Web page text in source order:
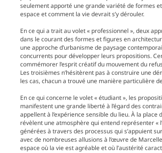
seulement apporté une grande variété de formes
espace et comment la vie devrait s’y dérouler.
En ce qui a trait au volet « professionnel », deux
dans le courant des formes et figures en
une approche d’urbanisme de paysage
concurrents pour développer leurs propositions.
commémorer l’esprit créatif du mouvement du
Les troisièmes n’hésitèrent pas à construire une
les cas, chacun a trouvé une manière particulière
En ce qui concerne le volet « étudiant », les
manifestent une grande liberté à l’égard des
appellent à l’expérience sensible du lieu. À la
révèlent une atmosphère qui entend représenter «
générées à travers des processus qui s’appuient
avec de nombreuses allusions à l’œuvre de
espace où la vie est agréable et où l’austérité